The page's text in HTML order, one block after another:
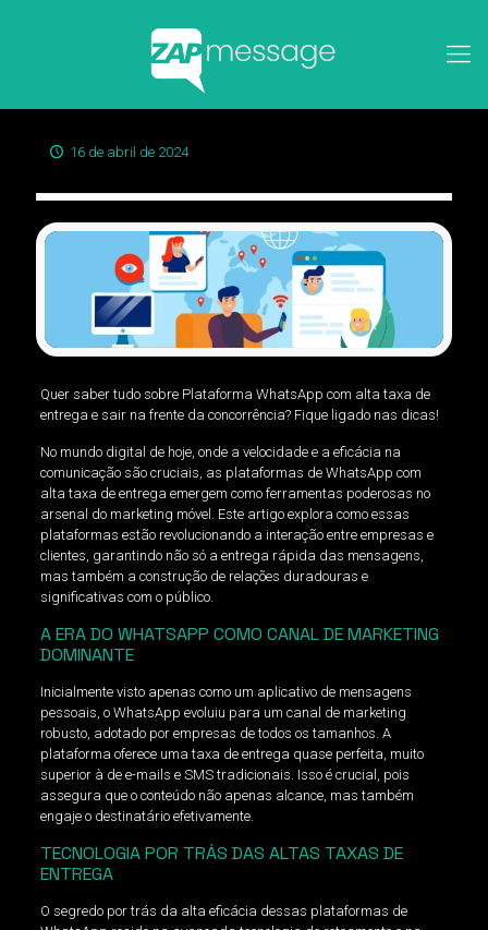
16 de abril de 2024
Quer saber tudo sobre Plataforma WhatsApp com alta taxa de
entrega e sair na frente da concorrência? Fique ligado nas dicas!
No mundo digital de hoje, onde a velocidade e a eficácia na
comunicação são cruciais, as plataformas de WhatsApp com
alta taxa de entrega emergem como ferramentas poderosas no
arsenal do marketing móvel. Este artigo explora como essas
plataformas estão revolucionando a interação entre empresas e
clientes, garantindo não só a entrega rápida das mensagens,
mas também a construção de relações duradouras e
significativas com o público.
A ERA DO WHATSAPP COMO CANAL DE MARKETING
DOMINANTE
Inicialmente visto apenas como um aplicativo de mensagens
pessoais, o WhatsApp evoluiu para um canal de marketing
robusto, adotado por empresas de todos os tamanhos. A
plataforma oferece uma taxa de entrega quase perfeita, muito
superior à de e-mails e SMS tradicionais. Isso é crucial, pois
assegura que o conteúdo não apenas alcance, mas também
engaje o destinatário efetivamente.
TECNOLOGIA POR TRÁS DAS ALTAS TAXAS DE
ENTREGA
O segredo por trás da alta eficácia dessas plataformas de